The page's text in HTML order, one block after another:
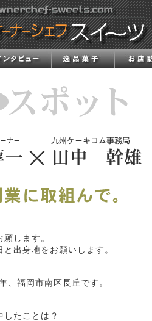
します。
と出身地をお願いします。
、福岡市南区長丘です。
したことは？